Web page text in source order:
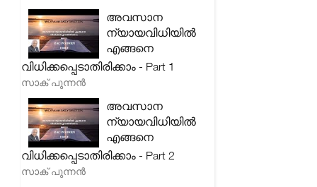
അവസാന
ന്യായവിധിയിൽ
എങ്ങനെ
വിധിക്കപ്പെടാതിരിക്കാം - Part 1
സാക് പുന്നൻ
അവസാന
ന്യായവിധിയിൽ
എങ്ങനെ
വിധിക്കപ്പെടാതിരിക്കാം - Part 2
സാക് പുന്നൻ